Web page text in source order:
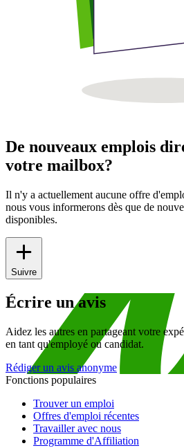
De nouveaux emplois
votre mailbox?
Il n'y a actuellement aucune offre
nous vous informerons dès que de
disponibles.
Suivre
Écrire un avis
Aidez les autres en partageant votre
en tant qu'employé ou candidat.
Rédiger un avis anonyme
Fonctions populaires
Trouver un emploi
Offres d'emploi récentes
Travailler avec nous
Programme d'Affiliation